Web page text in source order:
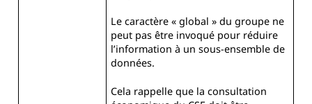
Le caractère « global » du groupe ne
peut pas être invoqué pour réduire
l’information à un sous-ensemble de
données.
Cela rappelle que la consultation